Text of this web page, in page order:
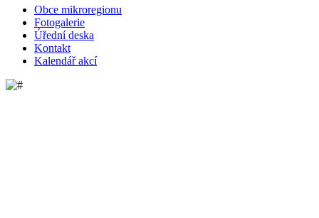
Obce mikroregionu
Fotogalerie
Úřední deska
Kontakt
Kalendář akcí